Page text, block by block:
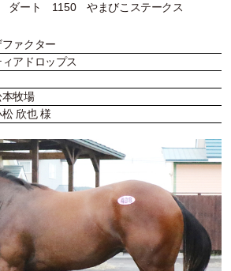
ート 1150 やまびこステークス
ァクター
ィアドロップス
本牧場
欣也 様